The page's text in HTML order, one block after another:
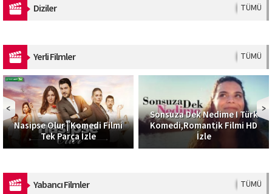
Diziler TÜMÜ
Yerli Filmler TÜMÜ
Nasipse Olur | Komedi Filmi
Tek Parça İzle
Sonsuza Dek Nedime I Türk
Komedi,Romantik Filmi HD
İzle
Yabancı Filmler TÜMÜ